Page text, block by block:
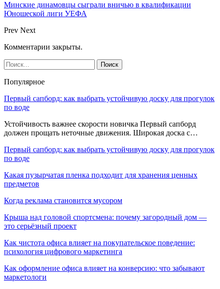
Минские динамовцы сыграли вничью в квалификации
Юношеской лиги УЕФА
Prev Next
Комментарии закрыты.
Популярное
Первый сапборд: как выбрать устойчивую доску для прогулок
по воде
Устойчивость важнее скорости новичка Первый сапборд
должен прощать неточные движения. Широкая доска с…
Первый сапборд: как выбрать устойчивую доску для прогулок
по воде
Какая пузырчатая пленка подходит для хранения ценных
предметов
Когда реклама становится мусором
Крыша над головой спортсмена: почему загородный дом —
это серьёзный проект
Как чистота офиса влияет на покупательское поведение:
психология цифрового маркетинга
Как оформление офиса влияет на конверсию: что забывают
маркетологи